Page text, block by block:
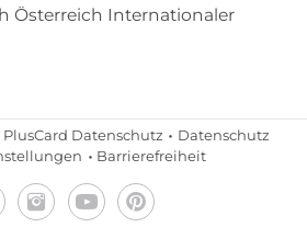
Österreich Internationaler
PlusCard Datenschutz
Datenschutz
Barrierefreiheit